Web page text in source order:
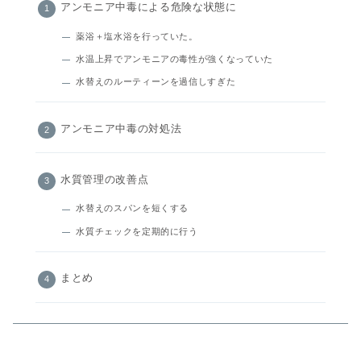
アンモニア中毒による危険な状態に
薬浴＋塩水浴を行っていた。
水温上昇でアンモニアの毒性が強くなっていた
水替えのルーティーンを過信しすぎた
アンモニア中毒の対処法
水質管理の改善点
水替えのスパンを短くする
水質チェックを定期的に行う
まとめ